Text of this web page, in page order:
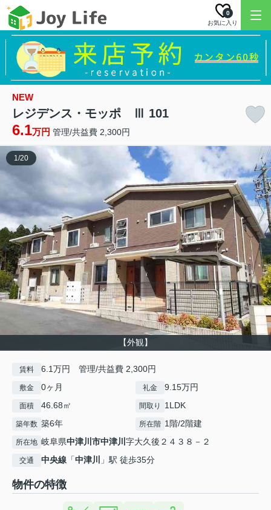
お気に入り
0
NEW
レジデンス・モッポ Ⅲ 101
6.1万円 管理/共益費 2,300円
【外観】
1 /20
賃料 6.1万円 管理/共益費 2,300円
敷金 0ヶ月 礼金 9.15万円
面積 46.68㎡ 間取り 1LDK
築年数 築6年 所在階 1階/2階建
所在地 岐阜県中津川市中津川 字大久後２４３８－２
交通 中央線 「中津川 」駅 徒歩35分
物件の特徴